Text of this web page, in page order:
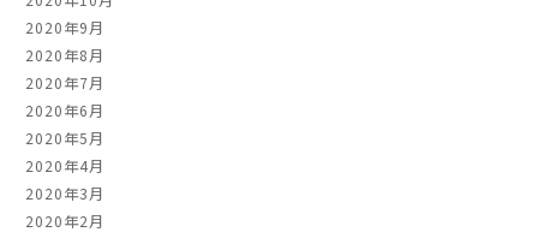
2020年9月
2020年8月
2020年7月
2020年6月
2020年5月
2020年4月
2020年3月
2020年2月